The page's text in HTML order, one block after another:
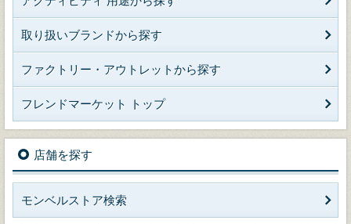
取り扱いブランドから探す
ファクトリー・アウトレットから探す
フレンドマーケット トップ
店舗を探す
モンベルストア検索